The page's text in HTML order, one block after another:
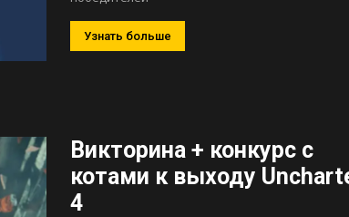
Узнать больше
Викторина + конкурс с
котами к выходу
4